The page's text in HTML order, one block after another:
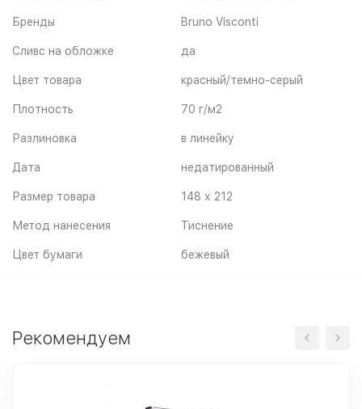
Бренды Bruno Visconti
Сливс на обложке да
Цвет товара красный/темно-серый
Плотность 70 г/м2
Разлиновка в линейку
Дата недатированный
Размер товара 148 х 212
Метод нанесения Тиснение
Цвет бумаги бежевый
Рекомендуем